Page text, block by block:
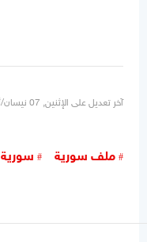
آخر تعديل على الإثنين, 07 نيسان/أبريل 2025 13:21
ملف سورية سورية